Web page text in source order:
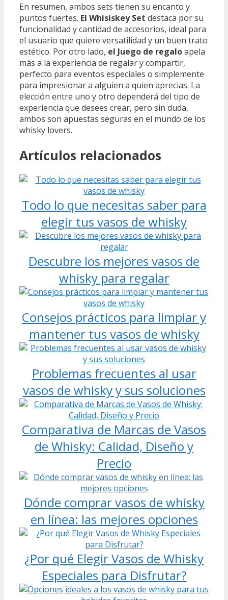
En resumen, ambos sets tienen su encanto y
puntos fuertes. El Whisiskey Set destaca por su
funcionalidad y cantidad de accesorios, ideal para
el usuario que quiere versatilidad y un buen trato
estético. Por otro lado, el Juego de regaloapela
más a la experiencia de regalar y compartir,
perfecto para eventos especiales o simplemente
para impresionar a alguien a quien aprecias. La
elección entre uno y otro dependerá del tipo de
experiencia que desees crear, pero sin duda,
ambos son apuestas seguras en el mundo de los
whisky lovers.
Artículos relacionados
Todo lo que necesitas saber para
elegir tus vasos de whisky
Descubre los mejores vasos de
whisky para regalar
Consejos prácticos para limpiar y
mantener tus vasos de whisky
Problemas frecuentes al usar
vasos de whisky y sus soluciones
Comparativa de Marcas de Vasos
de Whisky: Calidad, Diseño y
Precio
Dónde comprar vasos de whisky
en línea: las mejores opciones
¿Por qué Elegir Vasos de Whisky
Especiales para Disfrutar?